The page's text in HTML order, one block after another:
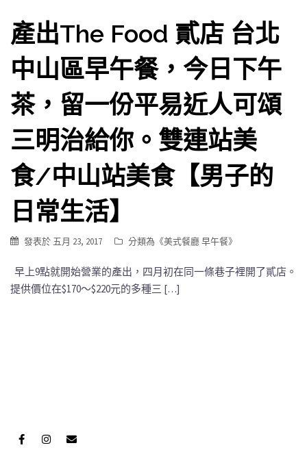
產出The Food 貳店 台北
中山區早午餐，今日下午
茶，留一份平易近人可頌
三明治給你。雙連站美
食/中山站美食【男子的
日常生活】
發表於 五月 23, 2017 分類為《美式餐廳 早午餐》
早上9點就開始營業的產出，四月初在同一條巷子裡開了貳店。
提供價位在$170～$220元的多種三 […]